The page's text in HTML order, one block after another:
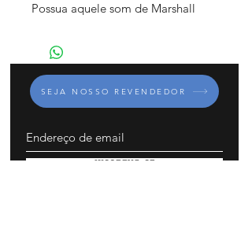
Possua aquele som de Marshall
MG30FX TM tem de tudo, de tons
suaves e suaves a um overdose
super corajoso. O alto-falante de 10
”oferece um grande som que
brilhará no palco.
SEJA NOSSO REVENDEDOR
INSCREVA-SE